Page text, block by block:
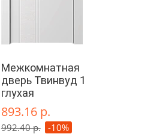
Межкомнатная
дверь Твинвуд 1
глухая
893.16 р.
992.40 р. -10%